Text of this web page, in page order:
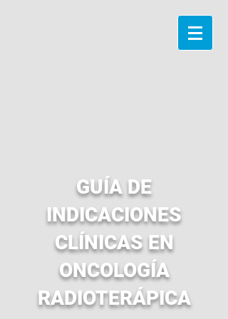
GUÍA DE
INDICACIONES
CLÍNICAS EN
ONCOLOGÍA
RADIOTERÁPICA